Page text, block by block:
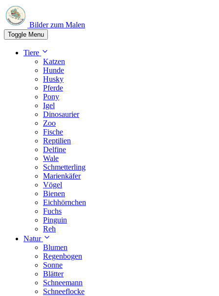
Bilder zum Malen
Toggle Menu
Tiere
Katzen
Hunde
Husky
Pferde
Pony
Igel
Dinosaurier
Zoo
Fische
Reptilien
Delfine
Wale
Schmetterling
Marienkäfer
Vögel
Bienen
Eichhörnchen
Fuchs
Pinguin
Reh
Natur
Blumen
Regenbogen
Sonne
Blätter
Schneemann
Schneeflocke